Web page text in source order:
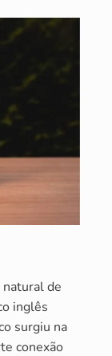
de
inglês
surgiu na
conexão